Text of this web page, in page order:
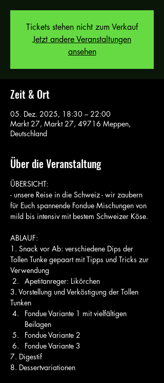
Tickets stehen nicht zum Verkauf
Jetzt andere Veranstaltungen
ansehen
Zeit & Ort
05. Dez. 2025, 18:30 – 22:00
Markt 27, Markt 27, 49716 Meppen,
Deutschland
Über die Veranstaltung
ÜBERSICHT:
- unsere Reise in die Schweiz - wir zaubern
für Euch spannende Fondue Mischungen von
mild bis intensiv mit bestem Schweizer Köse.
ABLAUF:
1. Snack vor Ab: verschiedene Dips der
Tollen Tunke gepaart mit Tipps und Tricks zur
Verwendung
Apetitanreger: Likörchen
3. Vorstellung und Verköstigung der Tollen
Tunken
Fondue Variante 1 mit vielfältigen
Beilagen
Fondue Variante 2
Fondue Variante 3
7. Digestif
8. Dessertvariationen